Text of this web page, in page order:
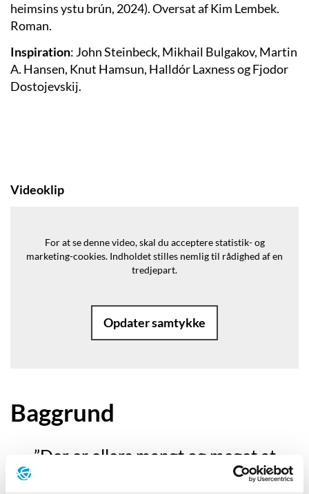
heimsins ystu brún, 2024). Oversat af Kim Lembek.
Roman.
Inspiration: John Steinbeck, Mikhail Bulgakov, Martin
A. Hansen, Knut Hamsun, Halldór Laxness og Fjodor
Dostojevskij.
Videoklip
For at se denne video, skal du acceptere statistik- og
marketing-cookies. Indholdet stilles nemlig til rådighed af en
tredjepart.
Opdater samtykke
Baggrund
”Der er ellers mangt og meget at
fortælle om mennesket. I de fleste